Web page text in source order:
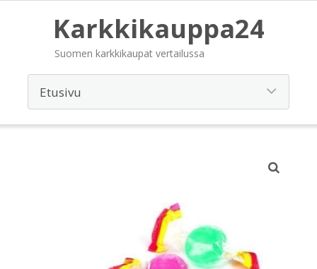
Karkkikauppa24
Suomen karkkikaupat vertailussa